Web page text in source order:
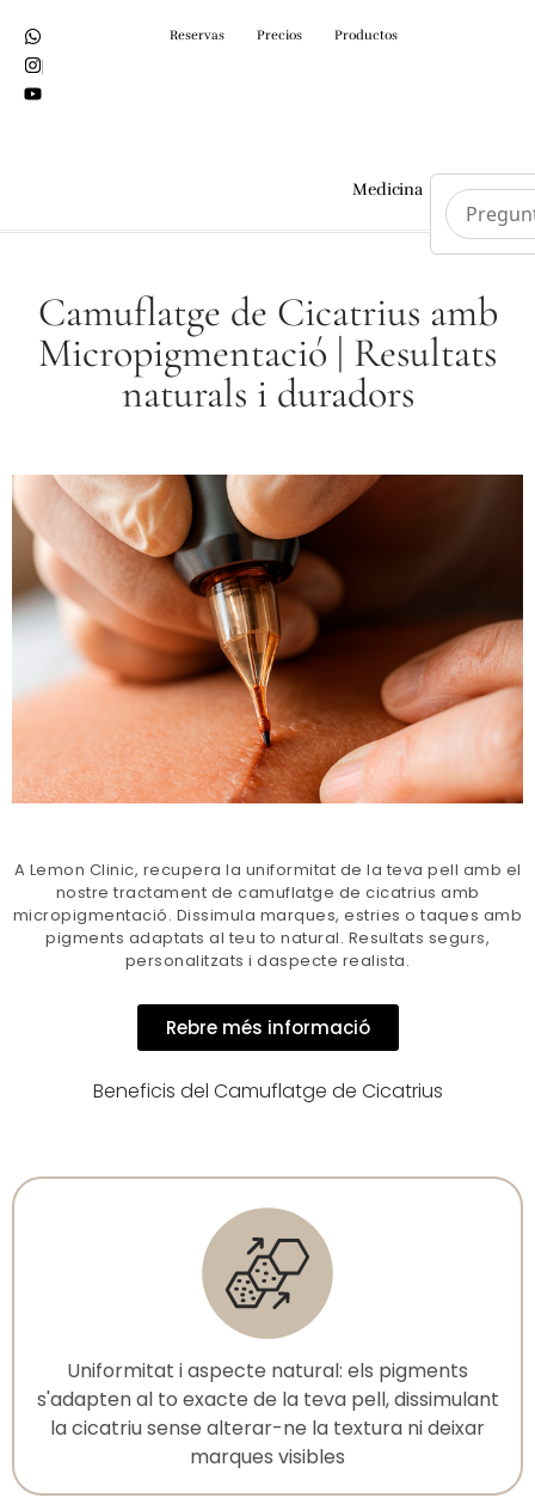
Reservas Precios Productos
Medicina
Camuflatge de Cicatrius amb
Micropigmentació | Resultats
naturals i duradors
A Lemon Clinic, recupera la uniformitat de la teva pell amb el
nostre tractament de camuflatge de cicatrius amb
micropigmentació. Dissimula marques, estries o taques amb
pigments adaptats al teu to natural. Resultats segurs,
personalitzats i daspecte realista.
Rebre més informació
Beneficis del Camuflatge de Cicatrius
Uniformitat i aspecte natural: els pigments
s'adapten al to exacte de la teva pell, dissimulant
la cicatriu sense alterar-ne la textura ni deixar
marques visibles